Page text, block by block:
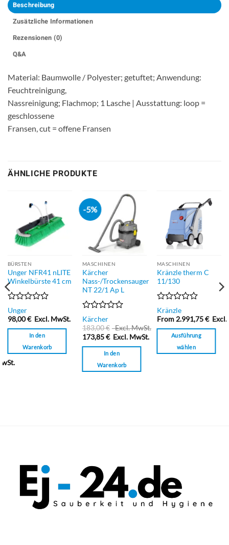
Beschreibung
Zusätzliche Informationen
Rezensionen (0)
Q&A
Material: Baumwolle / Polyester; getuftet; Anwendung:
Feuchtreinigung,
Nassreinigung; Flachmop; 1 Lasche | Ausstattung: loop =
geschlossene
Fransen, cut = offene Fransen
ÄHNLICHE PRODUKTE
BÜRSTEN
Unger NFR41 nLITE
Winkelbürste 41 cm
Bewertet
mit
0
Unger
98,00€ Excl. MwSt.
In den
Warenkorb
-5%
MASCHINEN
Kärcher
Nass-/Trockensauger
NT 22/1 Ap L
Bewertet
mit
0
von
5
Kärcher
183,00€
Excl. MwSt.
173,85€ Excl. MwSt.
In den
Warenkorb
MASCHINEN
Kränzle therm C
11/130
Bewertet
mit
0
Kränzle
From2.991,75€ Excl.
Ausführung
wählen
der
Produktseite
gewählt
werden